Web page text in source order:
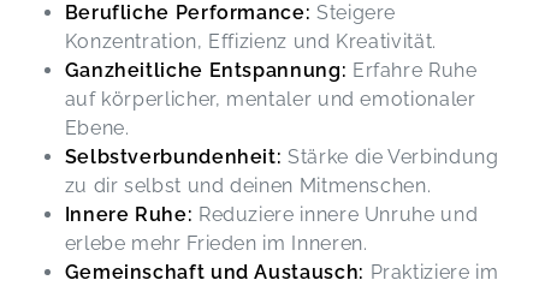
Berufliche Performance: Steigere
Konzentration, Effizienz und Kreativität.
Ganzheitliche Entspannung: Erfahre Ruhe
auf körperlicher, mentaler und emotionaler
Ebene.
Selbstverbundenheit: Stärke die Verbindung
zu dir selbst und deinen Mitmenschen.
Innere Ruhe: Reduziere innere Unruhe und
erlebe mehr Frieden im Inneren.
Gemeinschaft und Austausch: Praktiziere im